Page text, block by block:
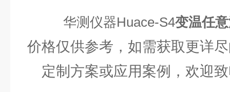
华测仪器Huace-S4变温任
价格仅供参考，如需获取更详
定制方案或应用案例，欢迎